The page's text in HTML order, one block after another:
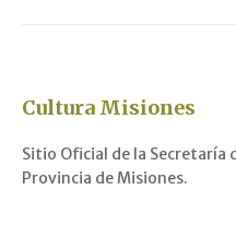
Cultura Misiones
Sitio Oficial de la Secretaría
Provincia de Misiones.